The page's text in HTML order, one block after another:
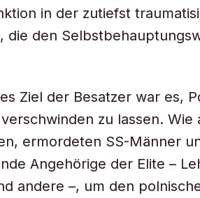
in der zutiefst
die den
Ziel der Besatzer war es,
zu lassen.
ermordeten SS-Männer
Angehörige der Elite –
andere –, um den